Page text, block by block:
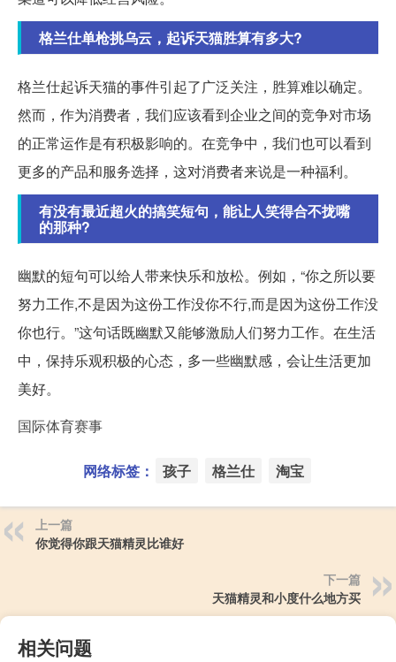
格兰仕单枪挑乌云，起诉天猫胜算有多大?
格兰仕起诉天猫的事件引起了广泛关注，胜算难以确定。
然而，作为消费者，我们应该看到企业之间的竞争对市场
的正常运作是有积极影响的。在竞争中，我们也可以看到
更多的产品和服务选择，这对消费者来说是一种福利。
有没有最近超火的搞笑短句，能让人笑得合不拢嘴
的那种?
幽默的短句可以给人带来快乐和放松。例如，“你之所以要
努力工作,不是因为这份工作没你不行,而是因为这份工作没
你也行。”这句话既幽默又能够激励人们努力工作。在生活
中，保持乐观积极的心态，多一些幽默感，会让生活更加
美好。
国际体育赛事
网络标签： 孩子 格兰仕 淘宝
上一篇
你觉得你跟天猫精灵比谁好
下一篇
天猫精灵和小度什么地方买
相关问题